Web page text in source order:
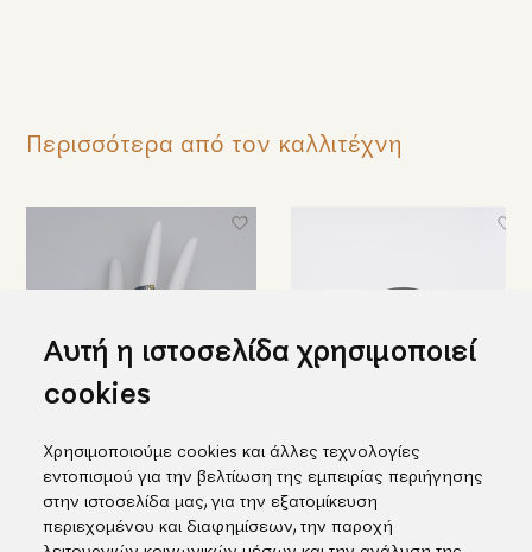
Αυτή η ιστοσελίδα χρησιμοποιεί
cookies
Χρησιμοποιούμε cookies και άλλες τεχνολογίες
εντοπισμού για την βελτίωση της εμπειρίας περιήγησης
στην ιστοσελίδα μας, για την εξατομίκευση
περιεχομένου και διαφημίσεων, την παροχή
Περισσότερα από τον καλλιτέχνη
Μαύρο ασημένιο δαχτυλίδι με
ένθετο χρυσό K18
538,00€
Εντυπωσιακό ασημένιο
δαχτυλίδι με ένθετο χρυσό και
ένα μαργαριτάρι
464,00€